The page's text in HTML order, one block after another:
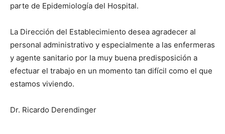
parte de Epidemiología del Hospital.
La Dirección del Establecimiento desea agradecer al
personal administrativo y especialmente a las enfermeras
y agente sanitario por la muy buena predisposición a
efectuar el trabajo en un momento tan difícil como el que
estamos viviendo.
Dr. Ricardo Derendinger